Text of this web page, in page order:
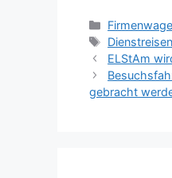
Kategorien
Schlagwörter
Dienstreisen
ELStAm
gebracht